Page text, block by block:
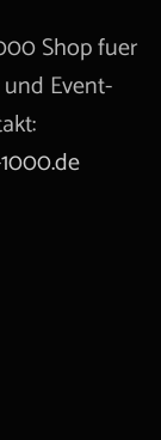
Shop fuer
Event-